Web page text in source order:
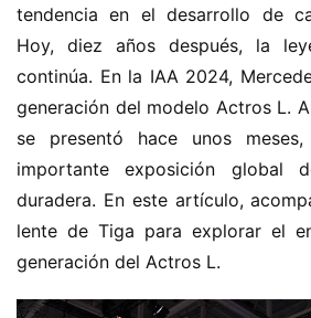
tendencia en el desarrollo de
Hoy, diez años después, la
continúa. En la IAA 2024,
generación del modelo Actros L.
se presentó hace unos
importante exposición global
duradera. En este artículo,
lente de Tiga para explorar el
generación del Actros L.